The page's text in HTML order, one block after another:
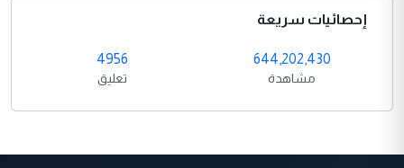
إحصائيات سريعة
644,202,430
مشاهدة
4956
تعليق